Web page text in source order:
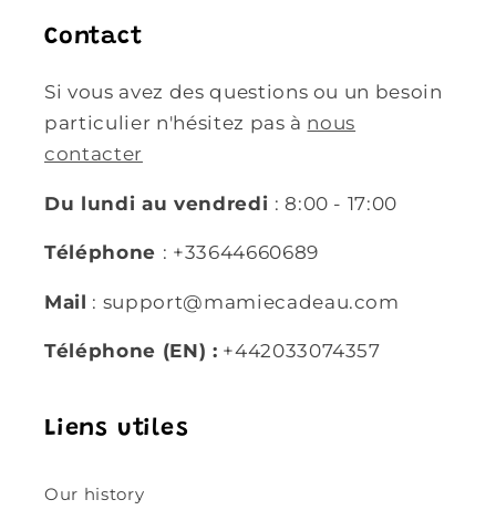
Contact
Si vous avez des questions ou un besoin
particulier n'hésitez pas à nous
contacter
Du lundi au vendredi : 8:00 - 17:00
Téléphone : +33644660689
Mail : support@mamiecadeau.com
Téléphone (EN) : +442033074357
Liens utiles
Our history